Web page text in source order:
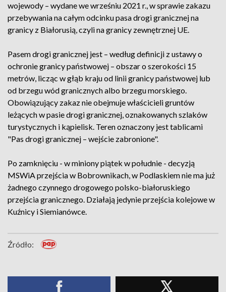
wojewody – wydane we wrześniu 2021 r., w sprawie zakazu
przebywania na całym odcinku pasa drogi granicznej na
granicy z Białorusią, czyli na granicy zewnętrznej UE.
Pasem drogi granicznej jest – według definicji z ustawy o
ochronie granicy państwowej – obszar o szerokości 15
metrów, licząc w głąb kraju od linii granicy państwowej lub
od brzegu wód granicznych albo brzegu morskiego.
Obowiązujący zakaz nie obejmuje właścicieli gruntów
leżących w pasie drogi granicznej, oznakowanych szlaków
turystycznych i kąpielisk. Teren oznaczony jest tablicami
"Pas drogi granicznej – wejście zabronione".
Po zamknięciu - w miniony piątek w południe - decyzją
MSWiA przejścia w Bobrownikach, w Podlaskiem nie ma już
żadnego czynnego drogowego polsko-białoruskiego
przejścia granicznego. Działają jedynie przejścia kolejowe w
Kuźnicy i Siemianówce.
Źródło: